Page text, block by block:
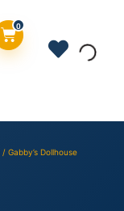
0
/ Gabby’s Dollhouse